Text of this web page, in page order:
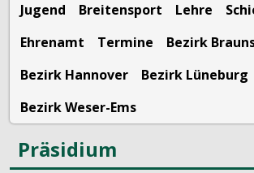
Jugend
Breitensport Lehre
Ehrenamt
Termine
Bezirk
Bezirk Hannover
Bezirk Lüneburg
Bezirk Weser-Ems
Präsidium